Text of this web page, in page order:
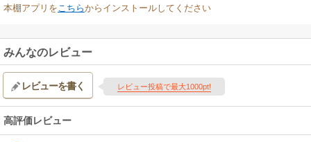
本棚アプリを こちらからインストールしてください
みんなのレビュー
レビューを書く レビュー投稿で最大1000pt!
高評価レビュー